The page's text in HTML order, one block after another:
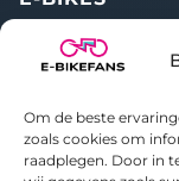
Om de beste
zoals cookies om
raadplegen. Door in
Alle Reviews
Vergleichen
ÜBER UNS